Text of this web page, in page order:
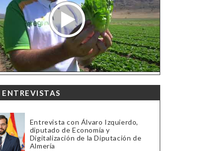
ENTREVISTAS
Entrevista con Álvaro Izquierdo,
diputado de Economía y
Digitalización de la Diputación de
Almería